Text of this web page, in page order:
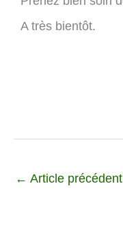
A très bientôt.
← Article précédent